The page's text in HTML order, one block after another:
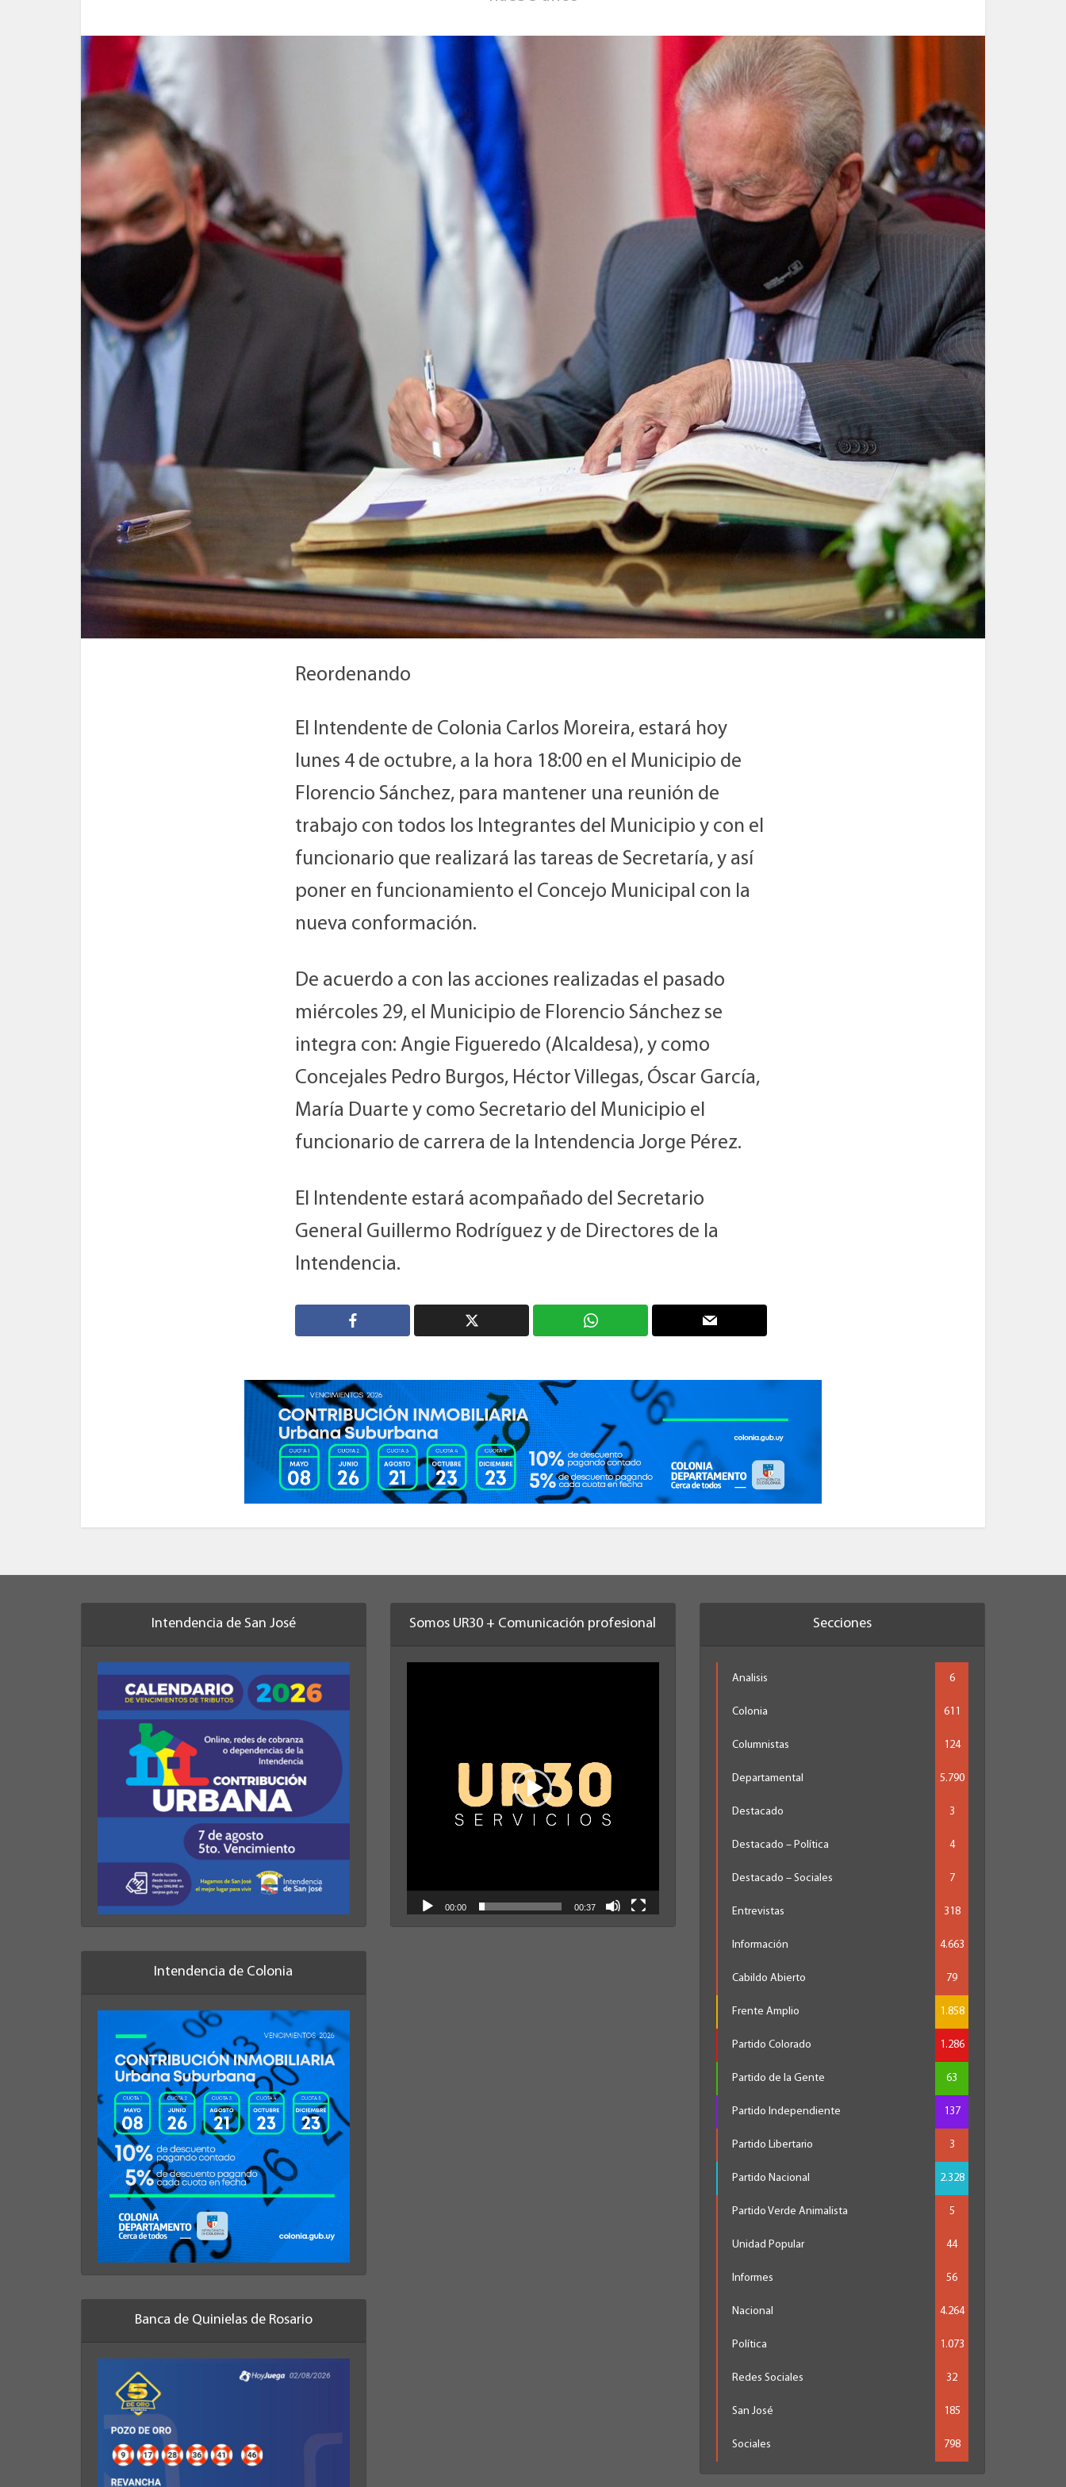
Reordenando
El Intendente de Colonia Carlos Moreira, estará hoy
lunes 4 de octubre, a la hora 18:00 en el Municipio de
Florencio Sánchez, para mantener una reunión de
trabajo con todos los Integrantes del Municipio y con el
funcionario que realizará las tareas de Secretaría, y así
poner en funcionamiento el Concejo Municipal con la
nueva conformación.
De acuerdo a con las acciones realizadas el pasado
miércoles 29, el Municipio de Florencio Sánchez se
integra con: Angie Figueredo (Alcaldesa), y como
Concejales Pedro Burgos, Héctor Villegas, Óscar García,
María Duarte y como Secretario del Municipio el
funcionario de carrera de la Intendencia Jorge Pérez.
El Intendente estará acompañado del Secretario
General Guillermo Rodríguez y de Directores de la
Intendencia.
Intendencia de San José
Intendencia de Colonia
Banca de Quinielas de Rosario
Somos UR30 + Comunicación profesional
00:00 00:37
Secciones
Analisis 6
Colonia 611
Columnistas 124
Departamental 5.790
Destacado 3
Destacado – Política 4
Destacado – Sociales 7
Entrevistas 318
Información 4.663
Cabildo Abierto 79
Frente Amplio 1.858
Partido Colorado 1.286
Partido de la Gente 63
Partido Independiente 137
Partido Libertario 3
Partido Nacional 2.328
Partido Verde Animalista 5
Unidad Popular 44
Informes 56
Nacional 4.264
Política 1.073
Redes Sociales 32
San José 185
Sociales 798